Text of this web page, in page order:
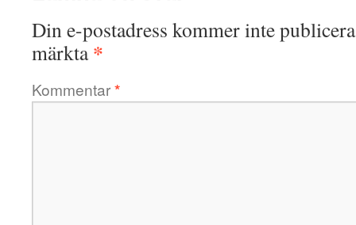
Din e-postadress kommer inte
märkta*
Kommentar*